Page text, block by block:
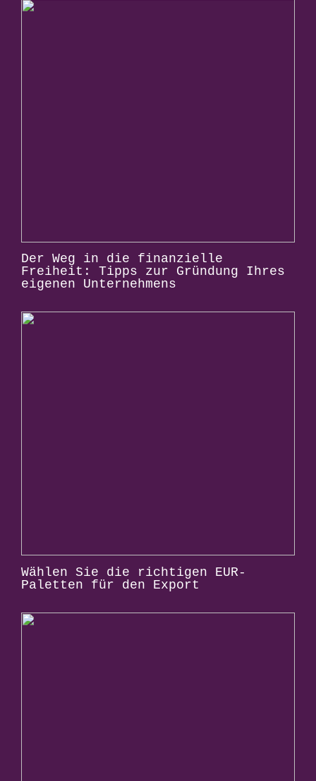
Der Weg in die finanzielle
Freiheit: Tipps zur Gründung Ihres
eigenen Unternehmens
Wählen Sie die richtigen EUR-
Paletten für den Export